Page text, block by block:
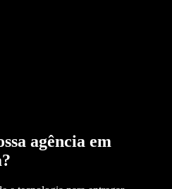
agência em
?